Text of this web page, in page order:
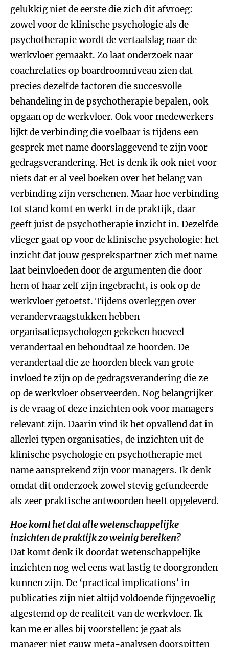
gelukkig niet de eerste die zich dit afvroeg:
zowel voor de klinische psychologie als de
psychotherapie wordt de vertaalslag naar de
werkvloer gemaakt. Zo laat onderzoek naar
coachrelaties op boardroomniveau zien dat
precies dezelfde factoren die succesvolle
behandeling in de psychotherapie bepalen, ook
opgaan op de werkvloer. Ook voor medewerkers
lijkt de verbinding die voelbaar is tijdens een
gesprek met name doorslaggevend te zijn voor
gedragsverandering. Het is denk ik ook niet voor
niets dat er al veel boeken over het belang van
verbinding zijn verschenen. Maar hoe verbinding
tot stand komt en werkt in de praktijk, daar
geeft juist de psychotherapie inzicht in. Dezelfde
vlieger gaat op voor de klinische psychologie: het
inzicht dat jouw gesprekspartner zich met name
laat beinvloeden door de argumenten die door
hem of haar zelf zijn ingebracht, is ook op de
werkvloer getoetst. Tijdens overleggen over
verandervraagstukken hebben
organisatiepsychologen gekeken hoeveel
verandertaal en behoudtaal ze hoorden. De
verandertaal die ze hoorden bleek van grote
invloed te zijn op de gedragsverandering die ze
op de werkvloer observeerden. Nog belangrijker
is de vraag of deze inzichten ook voor managers
relevant zijn. Daarin vind ik het opvallend dat in
allerlei typen organisaties, de inzichten uit de
klinische psychologie en psychotherapie met
name aansprekend zijn voor managers. Ik denk
omdat dit onderzoek zowel stevig gefundeerde
als zeer praktische antwoorden heeft opgeleverd.
Hoe komt het dat alle wetenschappelijke
inzichten de praktijk zo weinig bereiken?
Dat komt denk ik doordat wetenschappelijke
inzichten nog wel eens wat lastig te doorgronden
kunnen zijn. De ‘practical implications’ in
publicaties zijn niet altijd voldoende fijngevoelig
afgestemd op de realiteit van de werkvloer. Ik
kan me er alles bij voorstellen: je gaat als
manager niet gauw meta-analysen doorspitten